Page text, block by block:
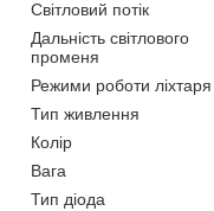
Світловий потік
Дальність світлового
променя
Режими роботи ліхтаря
Тип живлення
Колір
Вага
Тип діода